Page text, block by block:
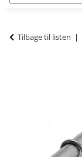
Tilbage til listen